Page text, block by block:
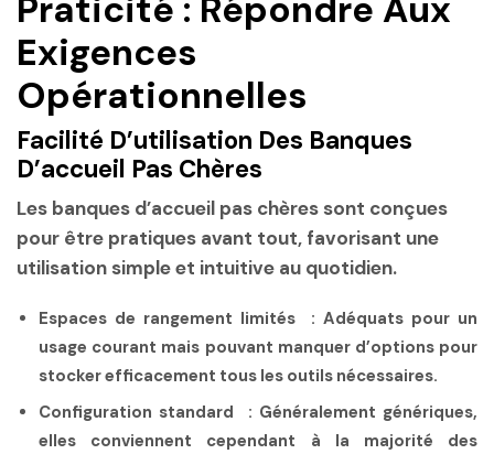
Praticité : Répondre Aux
Exigences
Opérationnelles
Facilité D’utilisation Des Banques
D’accueil Pas Chères
Les banques d’accueil pas chères sont conçues
pour être pratiques avant tout, favorisant une
utilisation simple et intuitive au quotidien.
Espaces de rangement limités : Adéquats pour un
usage courant mais pouvant manquer d’options pour
stocker efficacement tous les outils nécessaires.
Configuration standard : Généralement génériques,
elles conviennent cependant à la majorité des